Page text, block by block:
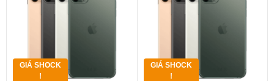
GIÁ SHOCK
!
GIÁ SHOCK
!